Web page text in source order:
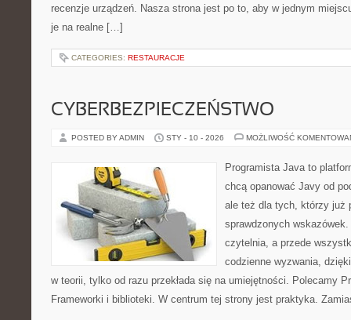
recenzje urządzeń. Nasza strona jest po to, aby w jednym
je na realne […]
CATEGORIES: RESTAURACJE
CYBERBEZPIECZEŃSTWO
POSTED BY ADMIN STY - 10 - 2026 MOŻLIWOŚĆ
Programista Java to
chcą opanować Javy od
ale też dla tych, którzy już
sprawdzonych wskazówek.
czytelnia, a przede
codzienne wyzwania,
w teorii, tylko od razu przekłada się na umiejętności. Polecamy
Frameworki i biblioteki. W centrum tej strony jest praktyka.